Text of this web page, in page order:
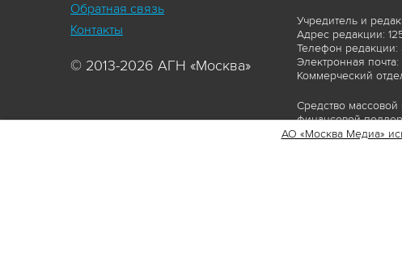
Обратная связь
Контакты
© 2013-2026 АГН «Москва»
Учредитель и
Адрес редакции:
Телефон
Электронная почта:
Коммерческий
Средство
финансовой
Сайт https://
АО «Москва Медиа»